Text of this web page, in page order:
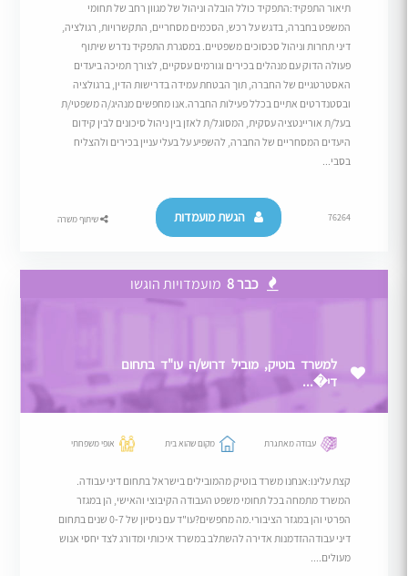
תיאור התפקיד:התפקיד כולל הובלה וניהול של מגוון רחב של תחומי
המשפט בחברה, בדגש על רכש, הסכמים מסחריים, התקשרויות, רגולציה,
דיני תחרות וניהול סכסוכים משפטיים. במסגרת התפקיד נדרש שיתוף
פעולה הדוק עם מנהלים בכירים וגורמים עסקיים, לצורך תמיכה ביעדים
האסטרטגיים של החברה, תוך הבטחת עמידה בדרישות הדין, ברגולציה
ובסטנדרטים אתיים בכלל פעילות החברה.אנו מחפשים מנהיג/ה משפטי/ת
בעל/ת אוריינטציה עסקית, המסוגל/ת לאזן בין ניהול סיכונים לבין קידום
היעדים המסחריים של החברה, להשפיע על בעלי עניין בכירים ולהצליח
בסבי...
76264 הגשת מועמדות שיתוף משרה
כבר 8 מועמדויות הוגשו
למשרד בוטיק, מוביל דרוש/ה עו"ד בתחום
די�...
עבודה מאתגרת מקום שהוא בית אופי משפחתי
קצת עלינו:אנחנו משרד בוטיק מהמובילים בישראל בתחום דיני עבודה.
המשרד מתמחה בכל תחומי משפט העבודה הקיבוצי והאישי, הן במגזר
הפרטי והן במגזר הציבורי.מה מחפשים?עו"ד עם ניסיון של 0-7 שנים בתחום
דיני עבודההזדמנות אדירה להשתלב במשרד איכותי ומדורג לצד יחסי אנוש
מעולים....